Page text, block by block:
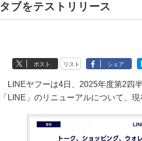
タブをテストリリース
ポスト リスト シェア
LINEヤフーは4日、2025年度第2四
「LINE」のリニューアルについて、